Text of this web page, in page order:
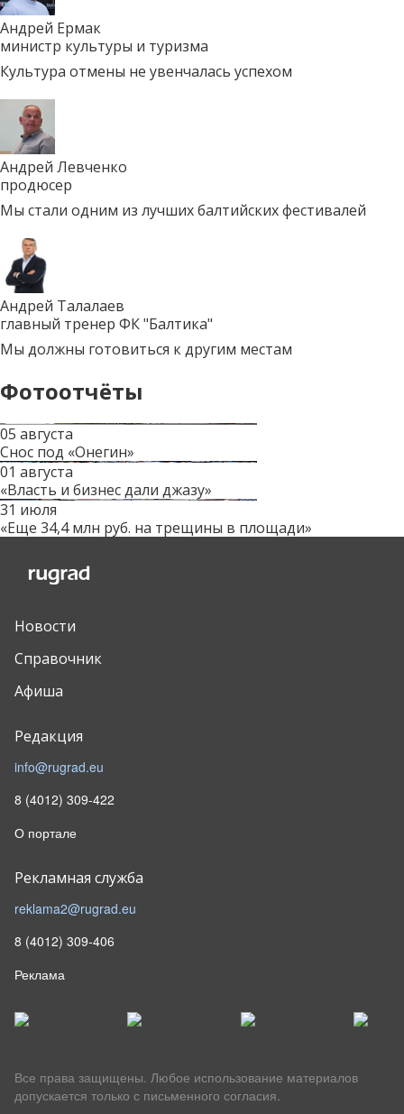
Андрей Ермак
министр культуры и туризма
Культура отмены не увенчалась успехом
Андрей Левченко
продюсер
Мы стали одним из лучших балтийских фестивалей
Андрей Талалаев
главный тренер ФК "Балтика"
Мы должны готовиться к другим местам
Фотоотчёты
05 августа
Снос под «Онегин»
01 августа
«Власть и бизнес дали джазу»
31 июля
«Еще 34,4 млн руб. на трещины в площади»
Новости
Справочник
Афиша
Редакция
info@rugrad.eu
8 (4012) 309-422
О портале
Рекламная служба
reklama2@rugrad.eu
8 (4012) 309-406
Реклама
Все права защищены. Любое использование материалов
допускается только с письменного согласия.